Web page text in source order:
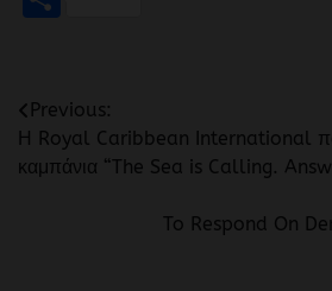
Πλοήγηση
άρθρων
Previous:
Η Royal Caribbean International
καμπάνια “The Sea is Calling.
To Respond On